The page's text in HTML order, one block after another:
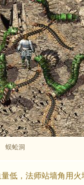
蜈蚣洞
低，法师站墙角用